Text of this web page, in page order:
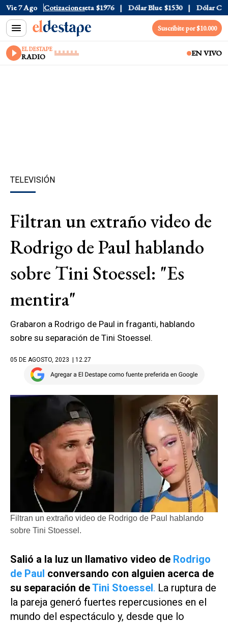
Vie 7 Ago Cotizaciones
$1520 Dólar Tarjeta $1976 Dólar Blue $1530 Dólar CCL
Suscribite por $10.000
EL DESTAPE
RADIO EN VIVO
TELEVISIÓN
Filtran un extraño video de
Rodrigo de Paul hablando
sobre Tini Stoessel: "Es
mentira"
Grabaron a Rodrigo de Paul in fraganti, hablando
sobre su separación de Tini Stoessel.
05 DE AGOSTO, 2023 | 12.27
Filtran un extraño video de Rodrigo de Paul hablando
sobre Tini Stoessel.
Salió a la luz un llamativo video de Rodrigo
de Paul conversando con alguien acerca de
su separación deTini Stoessel. La ruptura de
la pareja generó fuertes repercusiones en el
mundo del espectáculo y, desde que lo